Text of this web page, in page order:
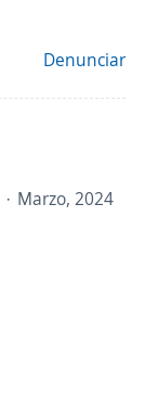
Denunciar
Marzo, 2024